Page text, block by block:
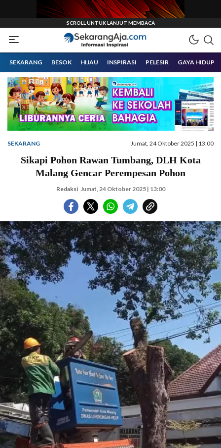
Sekarangaja
Informasi Inspirasi Malang Raya
SEKARANG BESOK HIJAU INSPIRASI PELESIR GAYA HIDUP
SEKARANG Jumat, 24 Oktober 2025 | 13:00
Sikapi Pohon Rawan Tumbang, DLH Kota
Malang Gencar Perempesan Pohon
Redaksi Jumat, 24 Oktober 2025 | 13:00